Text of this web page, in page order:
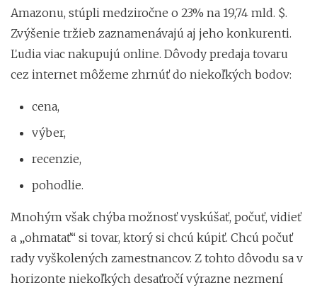
Amazonu, stúpli medziročne o 23% na 19,74 mld. $.
Zvýšenie tržieb zaznamenávajú aj jeho konkurenti.
Ľudia viac nakupujú online. Dôvody predaja tovaru
cez internet môžeme zhrnúť do niekoľkých bodov:
cena,
výber,
recenzie,
pohodlie.
Mnohým však chýba možnosť vyskúšať, počuť, vidieť
a „ohmatať“ si tovar, ktorý si chcú kúpiť. Chcú počuť
rady vyškolených zamestnancov. Z tohto dôvodu sa v
horizonte niekoľkých desaťročí výrazne nezmení